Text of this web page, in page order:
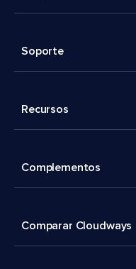
Soporte
Recursos
Complementos
Comparar Cloudways